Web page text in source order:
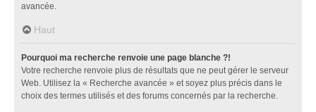
avancée.
Haut
Pourquoi ma recherche renvoie une page blanche ?!
Votre recherche renvoie plus de résultats que ne peut gérer le serveur
Web. Utilisez la « Recherche avancée » et soyez plus précis dans le
choix des termes utilisés et des forums concernés par la recherche.